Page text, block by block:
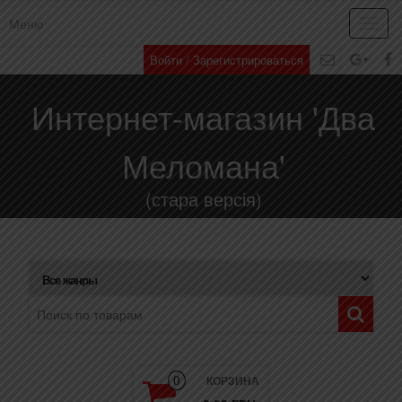
Меню
Войти / Зарегистрироваться
Интернет-магазин 'Два
Меломана'
(стара версія)
0 КОРЗИНА